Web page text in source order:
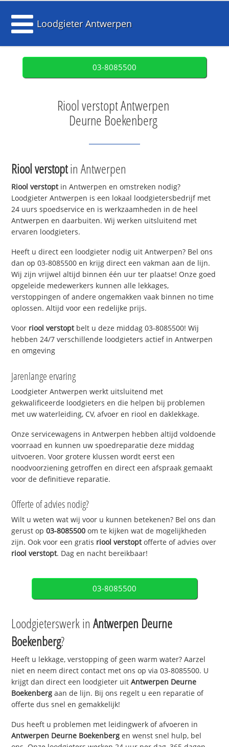
Loodgieter Antwerpen
03-8085500
Riool verstopt Antwerpen
Deurne Boekenberg
Riool verstoptin Antwerpen
Riool verstoptin Antwerpen en omstreken nodig?
Loodgieter Antwerpen is een lokaal loodgietersbedrijf met
24 uurs spoedservice en is werkzaamheden in de heel
Antwerpen en daarbuiten. Wij werken uitsluitend met
ervaren loodgieters.
Heeft u direct een loodgieter nodig uit Antwerpen? Bel ons
dan op 03-8085500 en krijg direct een vakman aan de lijn.
Wij zijn vrijwel altijd binnen één uur ter plaatse! Onze goed
opgeleide medewerkers kunnen alle lekkages,
verstoppingen of andere ongemakken vaak binnen no time
oplossen. Altijd voor een redelijke prijs.
Voor riool verstoptbelt u deze middag 03-8085500! Wij
hebben 24/7 verschillende loodgieters actief in Antwerpen
en omgeving
Jarenlange ervaring
Loodgieter Antwerpen werkt uitsluitend met
gekwalificeerde loodgieters en die helpen bij problemen
met uw waterleiding, CV, afvoer en riool en daklekkage.
Onze servicewagens in Antwerpen hebben altijd voldoende
voorraad en kunnen uw spoedreparatie deze middag
uitvoeren. Voor grotere klussen wordt eerst een
noodvoorziening getroffen en direct een afspraak gemaakt
voor de definitieve reparatie.
Offerte of advies nodig?
Wilt u weten wat wij voor u kunnen betekenen? Bel ons dan
gerust op03-8085500 om te kijken wat de mogelijkheden
zijn. Ook voor een gratis riool verstoptofferte of advies over
riool verstopt. Dag en nacht bereikbaar!
03-8085500
Loodgieterswerk inAntwerpen Deurne
Boekenberg?
Heeft u lekkage, verstopping of geen warm water? Aarzel
niet en neem direct contact met ons op via 03-8085500. U
krijgt dan direct een loodgieter uitAntwerpen Deurne
Boekenberg aan de lijn. Bij ons regelt u een reparatie of
offerte dus snel en gemakkelijk!
Dus heeft u problemen met leidingwerk of afvoeren in
Antwerpen Deurne Boekenberg en wenst snel hulp, bel